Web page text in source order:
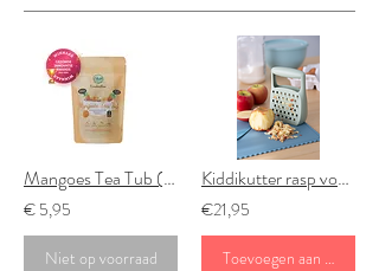
Mangoes Tea Tub (BIO) - Kinderthee
€ 5,95
Niet op voorraad
Kiddikutter rasp voor kinderen
€21,95
Toevoegen aan